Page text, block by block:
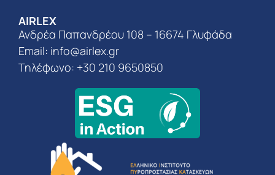
AIRLEX
Ανδρέα Παπανδρέου 108 – 16674 Γλυφάδα
Email: info@airlex.gr
Τηλέφωνο: +30 210 9650850